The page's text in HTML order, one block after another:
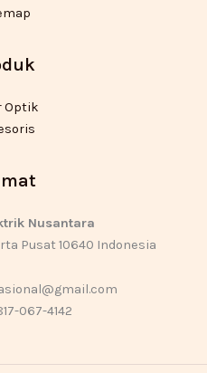
Optik
Nusantara
Pusat 10640 Indonesia
067-4142